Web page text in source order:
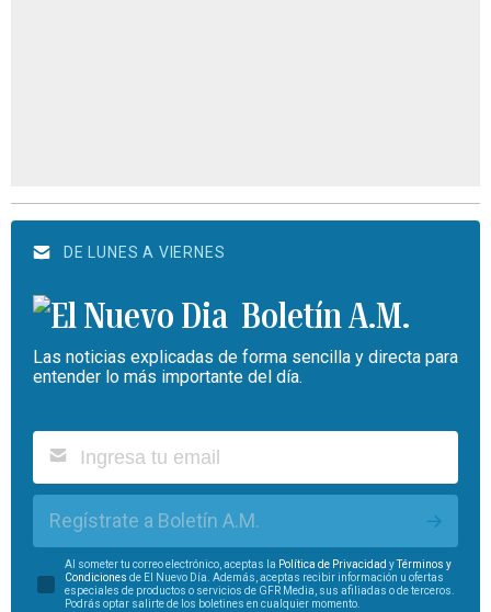
DE LUNES A VIERNES
Boletín A.M.
Las noticias explicadas de forma sencilla y directa para
entender lo más importante del día.
Regístrate a Boletín A.M.
Al someter tu correo electrónico, aceptas la Política de Privacidad yTérminos y
Condiciones de El Nuevo Día. Además, aceptas recibir información u ofertas
especiales de productos o servicios de GFR Media, sus afiliadas o de terceros.
Podrás optar salirte de los boletines en cualquier momento.